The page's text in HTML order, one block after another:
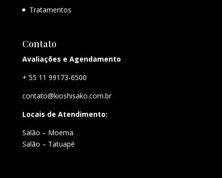
Tratamentos
Contato
Avaliações e Agendamento
+ 55 11 99173-6500
contato@kioshisako.com.br
Locais de Atendimento:
Salão – Moema
Salão – Tatuapé